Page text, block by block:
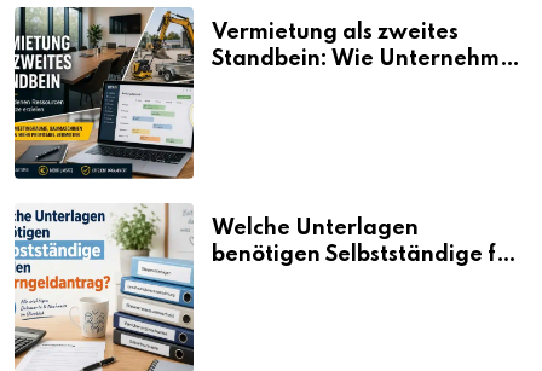
Vermietung als zweites
Standbein: Wie Unternehmen
Welche Unterlagen
benötigen Selbstständige für